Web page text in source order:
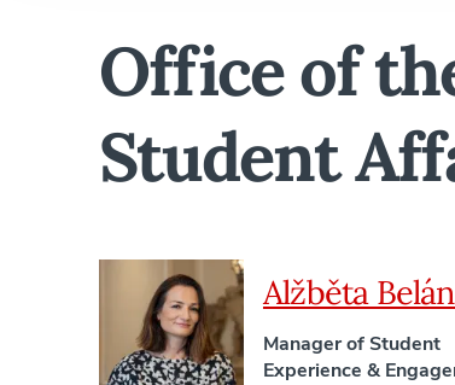
Office of
Student
Alžběta
Manager of Student
Experience &